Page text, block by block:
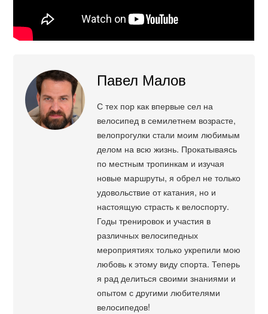
Павел Малов
С тех пор как впервые сел на
велосипед в семилетнем возрасте,
велопрогулки стали моим любимым
делом на всю жизнь. Прокатываясь
по местным тропинкам и изучая
новые маршруты, я обрел не только
удовольствие от катания, но и
настоящую страсть к велоспорту.
Годы тренировок и участия в
различных велосипедных
мероприятиях только укрепили мою
любовь к этому виду спорта. Теперь
я рад делиться своими знаниями и
опытом с другими любителями
велосипедов!